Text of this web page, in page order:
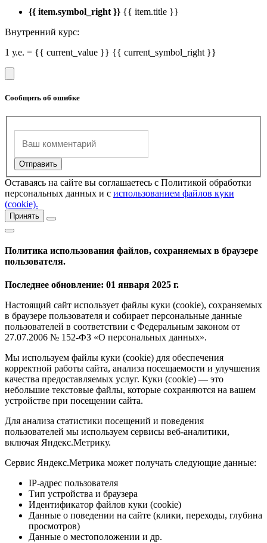
{{ item.symbol_right }} {{ item.title }}
Внутренний курс:
1 у.е. = {{ current_value }} {{ current_symbol_right }}
Сообщить об ошибке
Оставаясь на сайте вы соглашаетесь с Политикой обработки
персональных данных и с использованием файлов куки
(cookie).
Принять
Политика использования файлов, сохраняемых в браузере
пользователя.
Последнее обновление: 01 января 2025 г.
Настоящий сайт использует файлы куки (cookie), сохраняемых
в браузере пользователя и собирает персональные данные
пользователей в соответствии с Федеральным законом от
27.07.2006 № 152-ФЗ «О персональных данных».
Мы используем файлы куки (cookie) для обеспечения
корректной работы сайта, анализа посещаемости и улучшения
качества предоставляемых услуг. Куки (cookie) — это
небольшие текстовые файлы, которые сохраняются на вашем
устройстве при посещении сайта.
Для анализа статистики посещений и поведения
пользователей мы используем сервисы веб-аналитики,
включая Яндекс.Метрику.
Сервис Яндекс.Метрика может получать следующие данные:
IP-адрес пользователя
Тип устройства и браузера
Идентификатор файлов куки (cookie)
Данные о поведении на сайте (клики, переходы, глубина
просмотров)
Данные о местоположении и др.